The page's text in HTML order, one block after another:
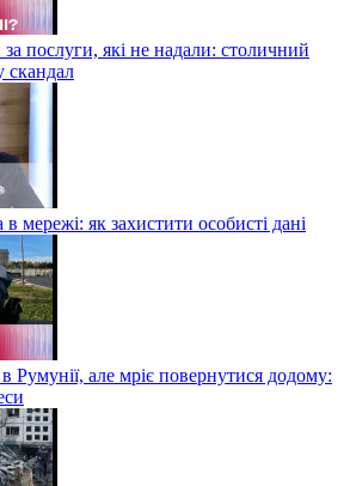
послуги, які не надали: столичний
скандал
мережі: як захистити особисті дані
Румунії, але мріє повернутися додому: